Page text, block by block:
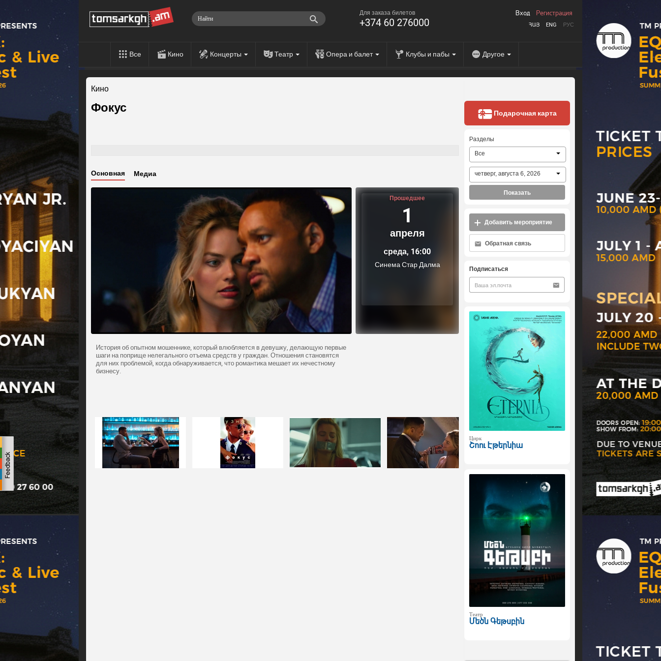
Для заказа билетов
+374 60 276000 ՀԱՅ ENG РУС
Вход Регистрация
Все Кино Концерты Театр Опера и балет Клубы и пабы Другое
Кино
Фокус
Основная Медиа
Прошедшее
1
апреля
среда, 16:00
Синема Стар Далма
История об опытном мошеннике, который влюбляется в девушку, делающую первые
шаги на поприще нелегального отъема средств у граждан. Отношения становятся
для них проблемой, когда обнаруживается, что романтика мешает их нечестному
бизнесу.
Подарочная карта
Разделы
Все
четверг, августа 6, 2026
Показать
Добавить мероприятие
Обратная связь
Подписаться
Цирк
Շոու Էթերնիա
Театр
Մեծն Գեթսբին